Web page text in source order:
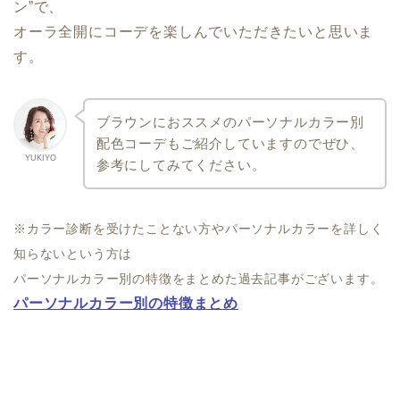
ン”で、
オーラ全開にコーデを楽しんでいただきたいと思いま
す。
YUKIYO
ブラウンにおススメのパーソナルカラー別
配色コーデも ご紹介していますのでぜひ、
参考にしてみてください。
※カラー診断を受けたことない方やパーソナルカラーを詳しく
知らないという方は
パーソナルカラー別の特徴をまとめた過去記事がございます。
パーソナルカラー別の特徴まとめ